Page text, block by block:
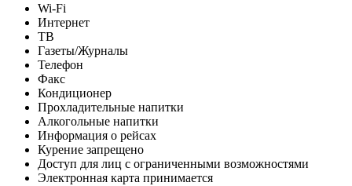
Wi-Fi
Интернет
ТВ
Газеты/Журналы
Телефон
Факс
Кондиционер
Прохладительные напитки
Алкогольные напитки
Информация о рейсах
Курение запрещено
Доступ для лиц с ограниченными возможностями
Электронная карта принимается